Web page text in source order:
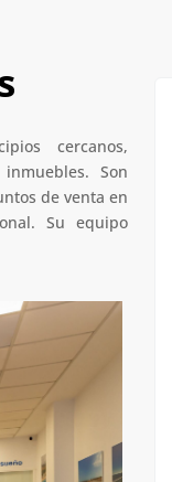
cercanos,
Son
de venta en
Su equipo